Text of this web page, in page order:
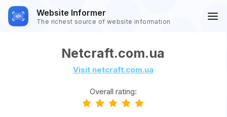
Website Informer
The richest source of website information
Netcraft.com.ua
Visit netcraft.com.ua
Overall rating: